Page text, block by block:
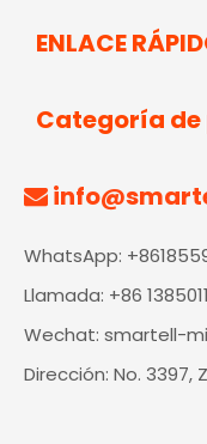
ENLACE
Categoría

WhatsApp:
Llamada: +86
Wechat: smartell-
Dirección: No. 3397,